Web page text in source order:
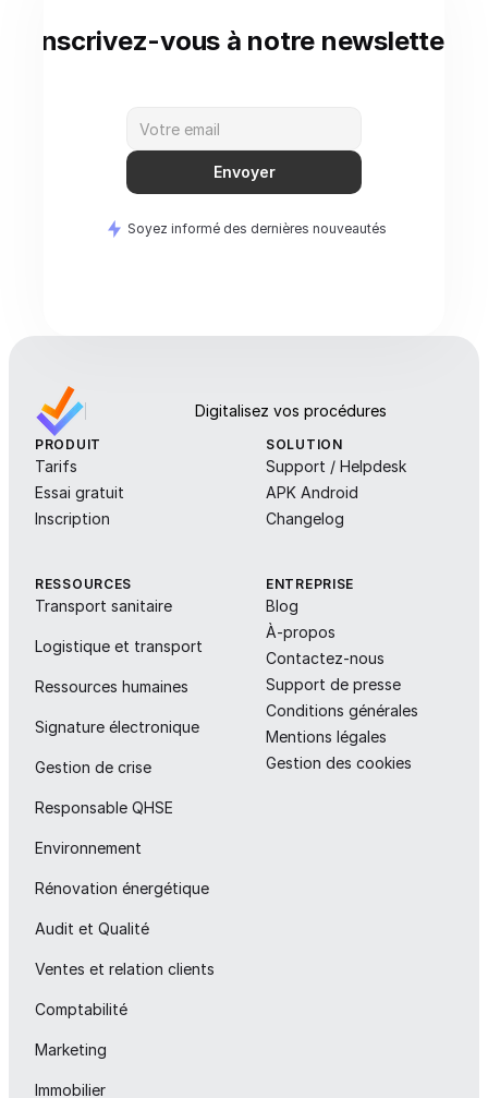
Inscrivez-vous à notre newsletter
Envoyer
Soyez informé des dernières nouveautés
Digitalisez vos procédures
PRODUIT
Tarifs
Essai gratuit
Inscription
SOLUTION
Support / Helpdesk
APK Android
Changelog
RESSOURCES
Transport sanitaire
Logistique et transport
Ressources humaines
Signature électronique
Gestion de crise
Responsable QHSE
Environnement
Rénovation énergétique
Audit et Qualité
Ventes et relation clients
Comptabilité
Marketing
Immobilier
ENTREPRISE
Blog
À-propos
Contactez-nous
Support de presse
Conditions générales
Mentions légales
Gestion des cookies